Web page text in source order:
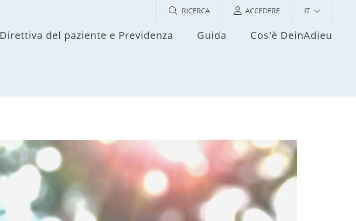
RICERCA ACCEDERE IT
Direttiva del paziente e Previdenza Guida Cos'è DeinAdieu